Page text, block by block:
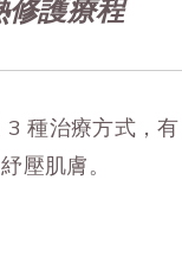
護療程
3 種治療方式，有
壓肌膚。